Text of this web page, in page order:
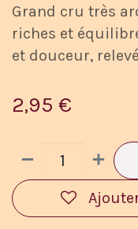
Grand cru très
riches et
et douceur,
2,95 €